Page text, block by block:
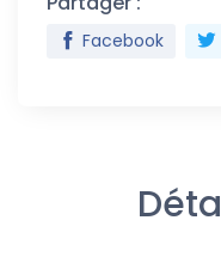
Facebook